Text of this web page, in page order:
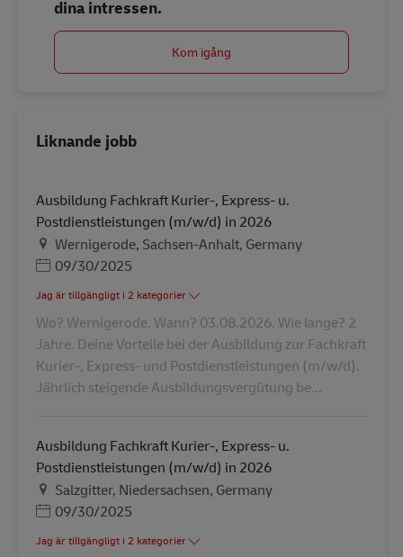
dina intressen.
Kom igång
Liknande jobb
Ausbildung Fachkraft Kurier-, Express- u.
Postdienstleistungen (m/w/d) in 2026
PlatsWernigerode, Sachsen-Anhalt, Germany
Posted Date
09/30/2025
Jag är tillgängligt i 2 kategorier
Wo? Wernigerode. Wann? 03.08.2026. Wie lange? 2
Jahre. Deine Vorteile bei der Ausbildung zur Fachkraft
Kurier-, Express- und Postdienstleistungen (m/w/d).
Jährlich steigende Ausbildungsvergütung be...
Ausbildung Fachkraft Kurier-, Express- u.
Postdienstleistungen (m/w/d) in 2026
PlatsSalzgitter, Niedersachsen, Germany
Posted Date
09/30/2025
Jag är tillgängligt i 2 kategorier